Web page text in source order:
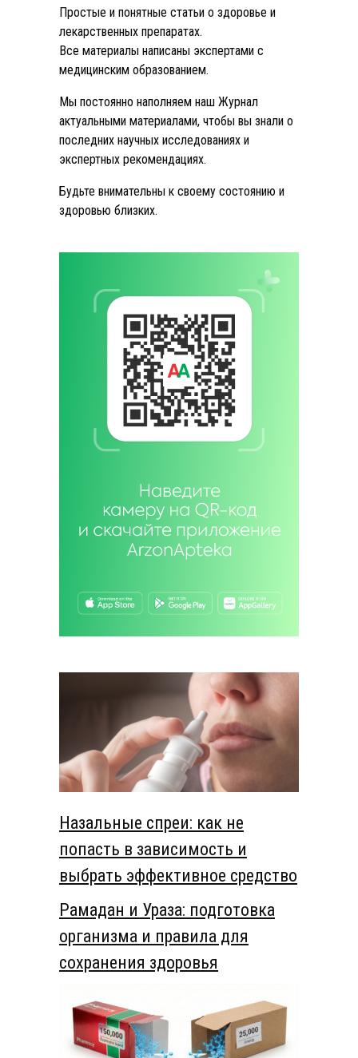
Простые и понятные статьи о здоровье и
лекарственных препаратах.
Все материалы написаны экспертами с
медицинским образованием.
Мы постоянно наполняем наш Журнал
актуальными материалами, чтобы вы знали о
последних научных исследованиях и
экспертных рекомендациях.
Будьте внимательны к своему состоянию и
здоровью близких.
Назальные спреи: как не
попасть в зависимость и
выбрать эффективное средство
Рамадан и Ураза: подготовка
организма и правила для
сохранения здоровья